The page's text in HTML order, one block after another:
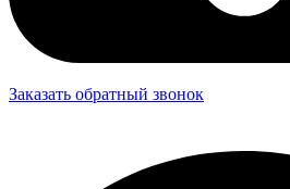
Заказать обратный звонок